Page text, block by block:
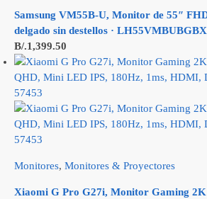
Samsung VM55B-U, Monitor de 55″
delgado sin destellos ·
B/.1,399.50
Monitores, Monitores & Proyectores
Xiaomi G Pro G27i, Monitor Gaming